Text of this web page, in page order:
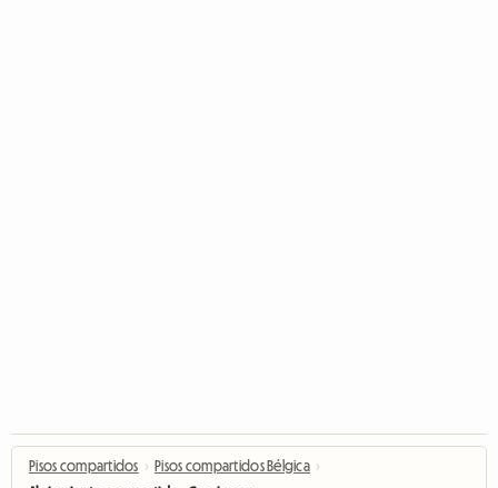
Pisos compartidos › Pisos compartidos Bélgica ›